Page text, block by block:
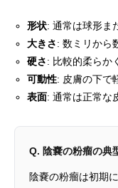
形状: 通常は球形ま
大きさ: 数ミリから
硬さ: 比較的柔らか
可動性: 皮膚の下で
表面: 通常は正常な
Q. 陰嚢の粉瘤の典
陰嚢の粉瘤は初期